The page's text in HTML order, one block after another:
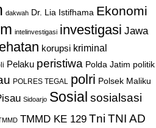
dakwah Dr. Lia Istifhama Ekonomi
intelinvestigasi investigasi Jawa
korupsi kriminal
Pelaku peristiwa Polda Jatim politik
POLRES TEGAL polri Polsek Maliku
Sidoarjo Sosial sosialsasi
TMMD KE 129 Tni TNI AD